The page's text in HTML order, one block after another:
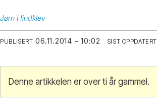
Jørn Hindklev
PUBLISERT 06.11.2014 - 10:02 SIST OPPDATERT
Denne artikkelen er over ti år gammel.